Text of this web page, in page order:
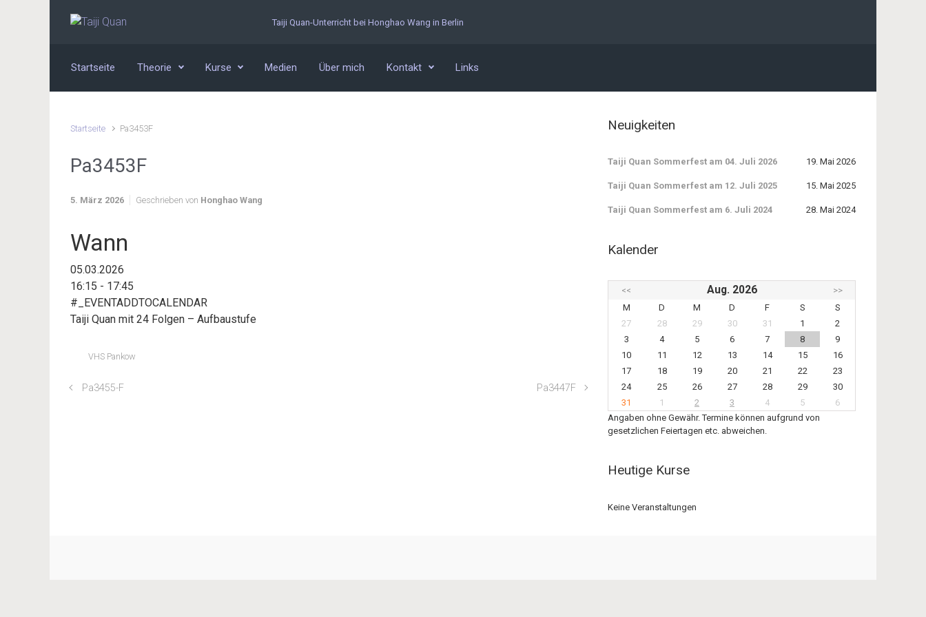
Zum Hauptinhalt springen Taiji Quan-Unterricht bei Honghao Wang in Berlin
Startseite Theorie Kurse Medien Über mich Kontakt Links
Startseite Pa3453F
Pa3453F
5. März 2026 Geschrieben von Honghao Wang
Wann
05.03.2026
16:15 - 17:45
#_EVENTADDTOCALENDAR
Taiji Quan mit 24 Folgen – Aufbaustufe
VHS Pankow
Pa3455-F Pa3447F
Neuigkeiten
Taiji Quan Sommerfest am 04. Juli 2026 19. Mai 2026
Taiji Quan Sommerfest am 12. Juli 2025 15. Mai 2025
Taiji Quan Sommerfest am 6. Juli 2024 28. Mai 2024
Kalender
<< Aug. 2026
>>
M
D M D F S
S
27
28 29 30 31 1
2
3
4 5 6 7 8
9
10
11 12 13 14 15
16
17
18 19 20 21 22
23
24
25 26 27 28 29
30
31
1 2 3 4 5
6
Angaben ohne Gewähr. Termine können aufgrund von
gesetzlichen Feiertagen etc. abweichen.
Heutige Kurse
Keine Veranstaltungen